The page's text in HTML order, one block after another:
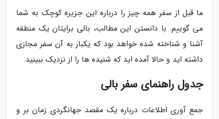
ما قبل از سفر همه چیز را درباره این جزیره کوچک به شما
می­ گوییم. با دانستن این مطالب، بالی برایتان یک منطقه
آشنا و شناخته شده خواهد بود که یکبار به آن سفر مجازی
داشته اید و حالا آمده اید که شنیده ها را از نزدیک ببینید.
جدول راهنمای سفر بالی
جمع آوری اطلاعات درباره یک مقصد جهانگردی زمان بر و